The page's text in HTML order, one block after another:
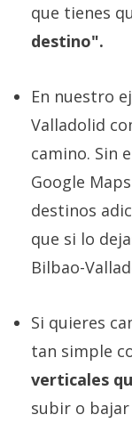
que tienes
destino".
En nuestro
Valladolid
camino. Sin
Google
destinos
que si lo
Bilbao-
Si quieres
tan simple
verticales
subir o